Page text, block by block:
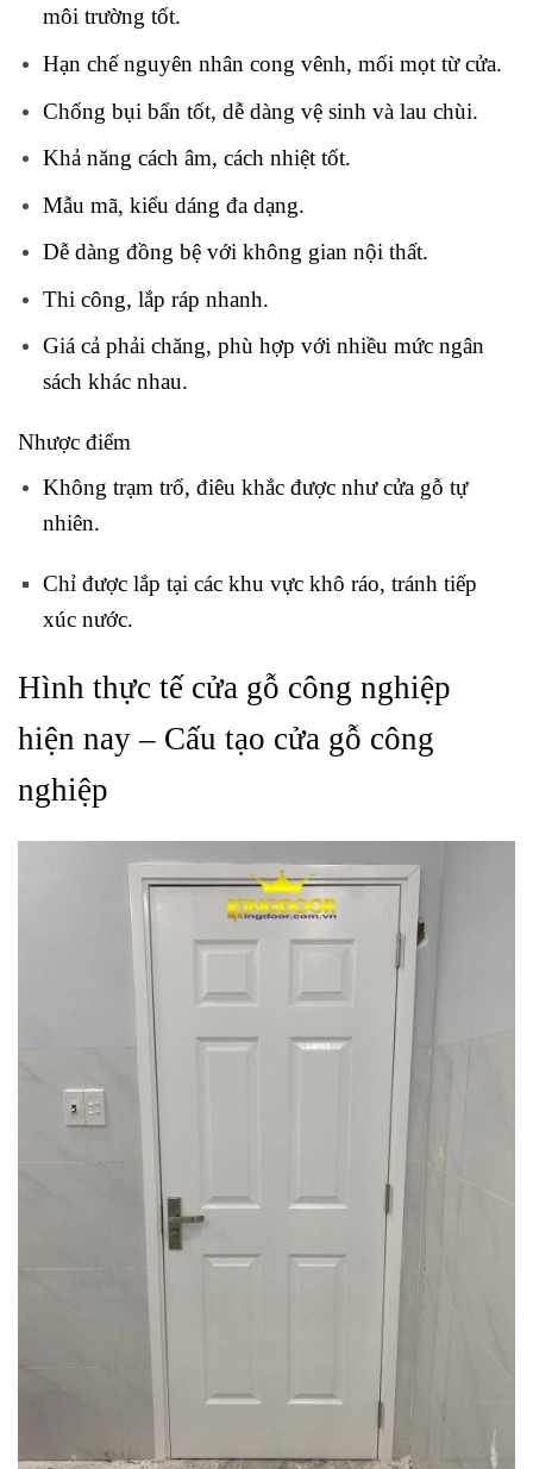
môi trường tốt.
Hạn chế nguyên nhân cong vênh, mối mọt từ cửa.
Chống bụi bẩn tốt, dễ dàng vệ sinh và lau chùi.
Khả năng cách âm, cách nhiệt tốt.
Mẫu mã, kiểu dáng đa dạng.
Dễ dàng đồng bệ với không gian nội thất.
Thi công, lắp ráp nhanh.
Giá cả phải chăng, phù hợp với nhiều mức ngân
sách khác nhau.
Nhược điểm
Không trạm trổ, điêu khắc được như cửa gỗ tự
nhiên.
Chỉ được lắp tại các khu vực khô ráo, tránh tiếp
xúc nước.
Hình thực tế cửa gỗ công nghiệp
hiện nay – Cấu tạo cửa gỗ công
nghiệp